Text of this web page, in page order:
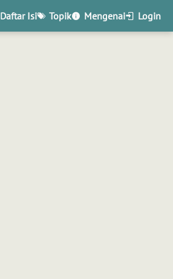
Daftar Isi Topik Mengenai Login